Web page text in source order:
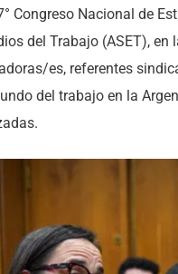
Congreso Nacional de
del Trabajo (ASET),
es, referentes
del trabajo en la